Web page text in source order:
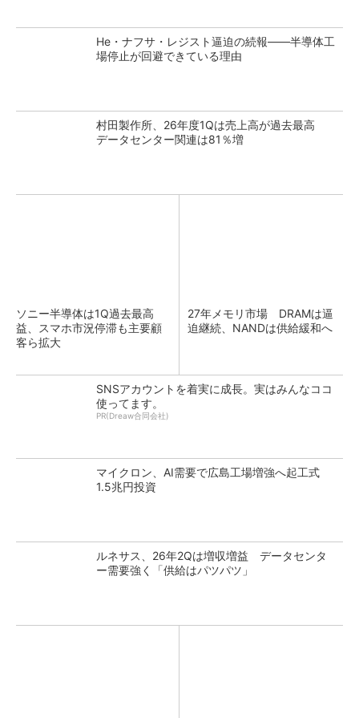
He・ナフサ・レジスト逼迫の続報――半導体工
場停止が回避できている理由
村田製作所、26年度1Qは売上高が過去最高
データセンター関連は81％増
ソニー半導体は1Q過去最高
益、スマホ市況停滞も主要顧
客ら拡大
27年メモリ市場 DRAMは逼
迫継続、NANDは供給緩和へ
SNSアカウントを着実に成長。実はみんなココ
使ってます。
PR(Dreaw合同会社)
マイクロン、AI需要で広島工場増強へ起工式
1.5兆円投資
ルネサス、26年2Qは増収増益 データセンタ
ー需要強く「供給はパツパツ」